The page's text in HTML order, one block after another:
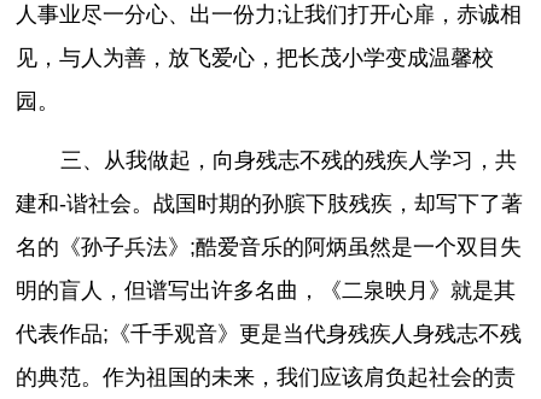
人事业尽一分心、出一份力;让我们打开心扉，赤诚相
见，与人为善，放飞爱心，把长茂小学变成温馨校
园。
三、从我做起，向身残志不残的残疾人学习，共
建和-谐社会。战国时期的孙膑下肢残疾，却写下了著
名的《孙子兵法》;酷爱音乐的阿炳虽然是一个双目失
明的盲人，但谱写出许多名曲，《二泉映月》就是其
代表作品;《千手观音》更是当代身残疾人身残志不残
的典范。作为祖国的未来，我们应该肩负起社会的责